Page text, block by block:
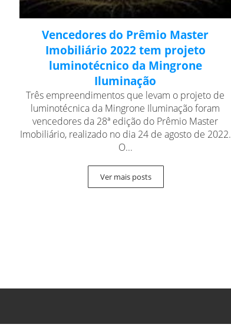
Vencedores do Prêmio Master
Imobiliário 2022 tem projeto
luminotécnico da Mingrone
Iluminação
Três empreendimentos que levam o projeto de
luminotécnica da Mingrone Iluminação foram
vencedores da 28ª edição do Prêmio Master
Imobiliário, realizado no dia 24 de agosto de 2022.
O...
Ver mais posts